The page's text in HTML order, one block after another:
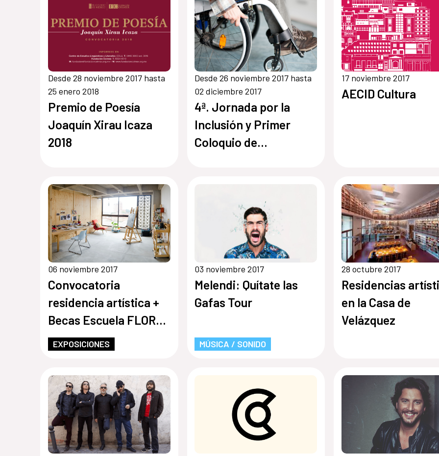
Desde 28 noviembre 2017 hasta
25 enero 2018
Premio de Poesía
Joaquín Xirau Icaza
2018
Desde 26 noviembre 2017 hasta
02 diciembre 2017
4ª. Jornada por la
Inclusión y Primer
Coloquio de
17 noviembre 2017
AECID Cultura
06 noviembre 2017
Convocatoria
residencia artística +
Becas Escuela FLORA
2018
EXPOSICIONES
03 noviembre 2017
Melendi: Quítate las
Gafas Tour
MÚSICA / SONIDO
28 octubre 2017
Residencias
en la Casa de
Velázquez